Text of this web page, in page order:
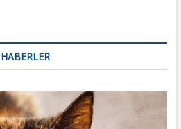
HABERLER